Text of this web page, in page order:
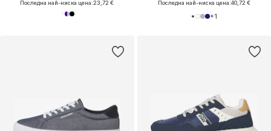
Последна най-ниска цена:23,72 €
Последна най-ниска цена:40,72 €
+1